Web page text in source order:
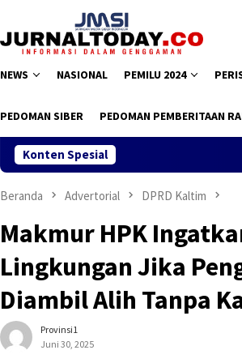
NEWS NASIONAL PEMILU 2024
PEDOMAN SIBER PEDOMAN PEMBERITAAN
Konten Spesial
Beranda Advertorial DPRD Kaltim
Makmur HPK
Lingkungan Jika
Diambil Alih Tanpa
Provinsi1
Juni 30, 2025